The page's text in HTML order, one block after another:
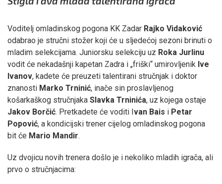
Voditelj omladinskog pogona KK Zadar Rajko Vidaković
odabrao je stručni stožer koji će u sljedećoj sezoni brinuti o
mladim selekcijama. Juniorsku selekciju uz Roka Jurlinu
vodit će nekadašnji kapetan Zadra i „friški“ umirovljenik Ive
Ivanov, kadete će preuzeti talentirani stručnjak i doktor
znanosti Marko Trninić, inače sin proslavljenog
košarkaškog stručnjaka Slavka Trninića, uz kojega ostaje
Jakov Borčić. Pretkadete će voditi Ivan Bais i Petar
Popović, a kondicijski trener cijelog omladinskog pogona
bit će Mario Mandir.
Uz dvojicu novih trenera došlo je i nekoliko mladih igrača, ali
prvo o stručnjacima: